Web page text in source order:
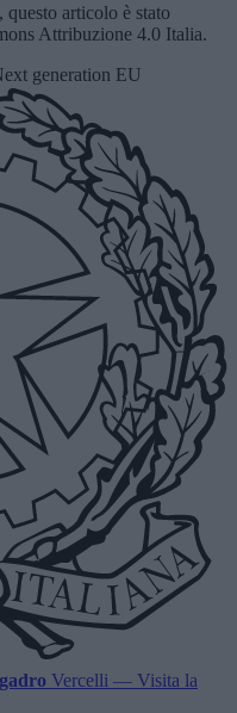
articolo è stato
Attribuzione 4.0 Italia.
Vercelli — Visita la